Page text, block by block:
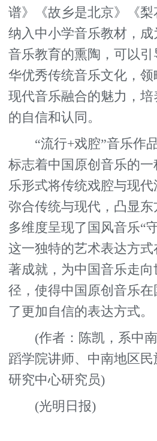
谱》《故乡是北京》《
纳入中小学音乐教材，
音乐教育的熏陶，可以
华优秀传统音乐文化，
现代音乐融合的魅力，
的自信和认同。
“流行+戏腔”音乐作品
标志着中国原创音乐的
乐形式将传统戏腔与现代
弥合传统与现代，凸显东
多维度呈现了国风音乐“
这一独特的艺术表达方
著成就，为中国音乐走
径，使得中国原创音乐
了更加自信的表达方式。
(作者：陈凯，系中南
蹈学院讲师、中南地区
研究中心研究员)
(光明日报)